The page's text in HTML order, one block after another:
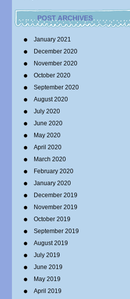
POST ARCHIVES
January 2021
December 2020
November 2020
October 2020
September 2020
August 2020
July 2020
June 2020
May 2020
April 2020
March 2020
February 2020
January 2020
December 2019
November 2019
October 2019
September 2019
August 2019
July 2019
June 2019
May 2019
April 2019